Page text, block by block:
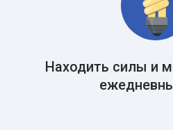
Находить силы и